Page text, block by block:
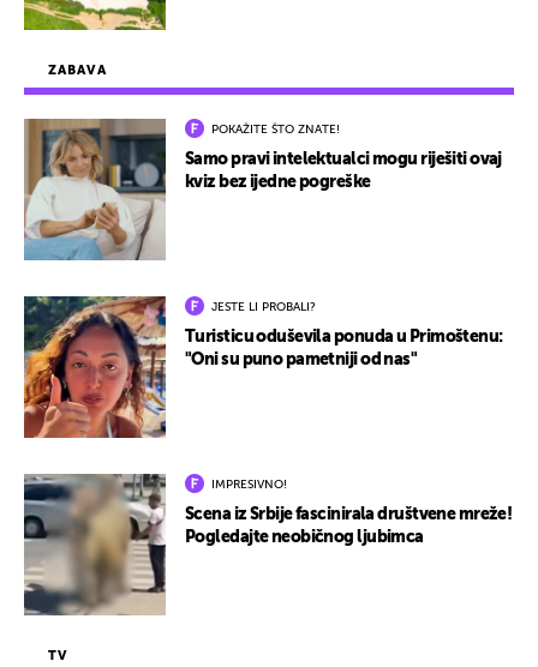
ZABAVA
POKAŽITE ŠTO ZNATE!
Samo pravi intelektualci mogu riješiti ovaj
kviz bez ijedne pogreške
JESTE LI PROBALI?
Turisticu oduševila ponuda u Primoštenu:
"Oni su puno pametniji od nas"
IMPRESIVNO!
Scena iz Srbije fascinirala društvene mreže!
Pogledajte neobičnog ljubimca
TV